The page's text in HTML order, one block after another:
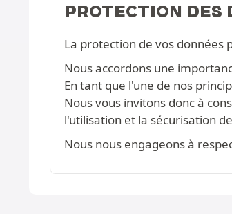
PROTECTION DES
La protection de vos données
Nous accordons une
En tant que l'une de nos
Nous vous invitons donc à
l'utilisation et la sécurisation
Nous nous engageons à